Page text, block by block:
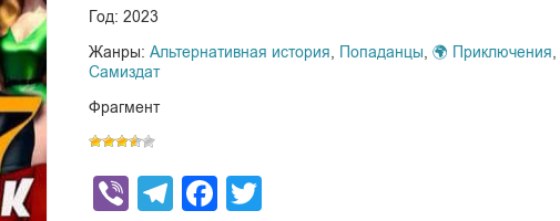
Год: 2023
Жанры: Альтернативная история Попаданцы 🌍 Приключения
Самиздат
Фрагмент
ViberTelegram
Facebook